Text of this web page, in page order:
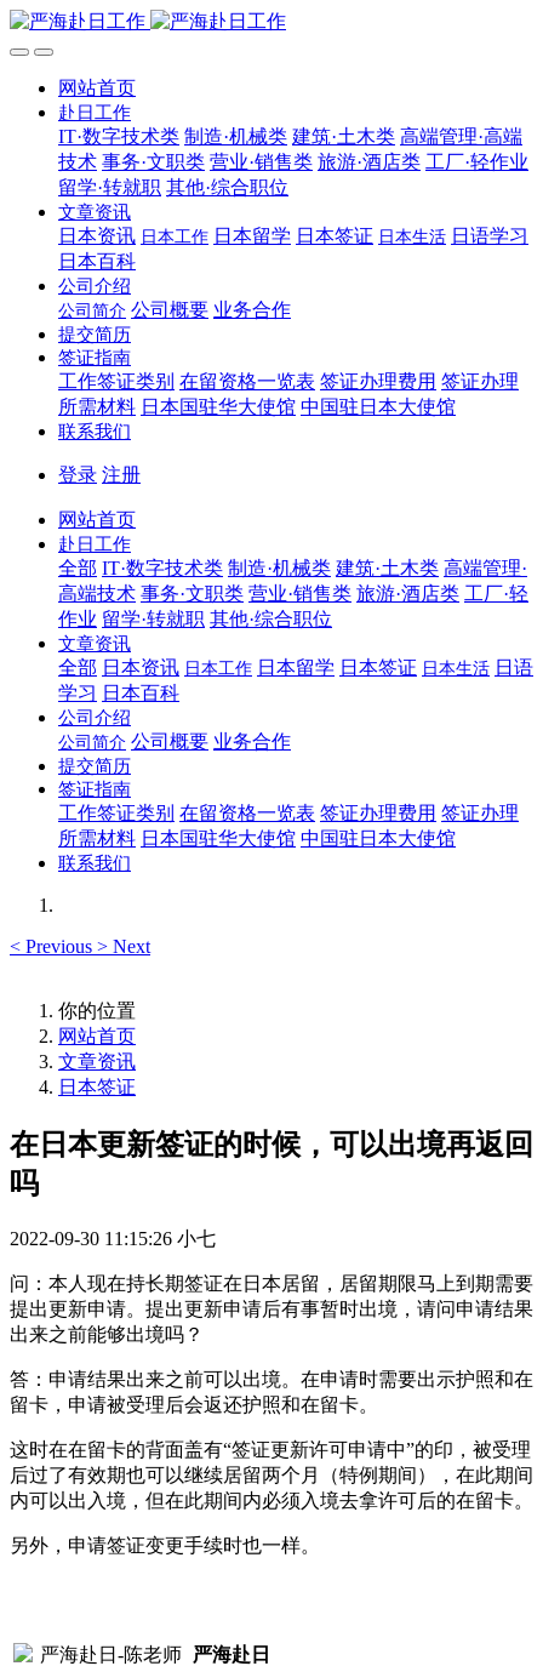
网站首页
赴日工作
IT·数字技术类 制造·机械类 建筑·土木类 高端管理·高端
技术 事务·文职类 营业·销售类 旅游·酒店类 工厂·轻作业
留学·转就职 其他·综合职位
文章资讯
日本资讯 日本工作 日本留学 日本签证 日本生活 日语学习
日本百科
公司介绍
公司简介 公司概要 业务合作
提交简历
签证指南
工作签证类别 在留资格一览表 签证办理费用 签证办理
所需材料 日本国驻华大使馆 中国驻日本大使馆
联系我们
登录 注册
网站首页
赴日工作
全部 IT·数字技术类 制造·机械类 建筑·土木类 高端管理·
高端技术 事务·文职类 营业·销售类 旅游·酒店类 工厂·轻
作业 留学·转就职 其他·综合职位
文章资讯
全部 日本资讯 日本工作 日本留学 日本签证 日本生活 日语
学习 日本百科
公司介绍
公司简介 公司概要 业务合作
提交简历
签证指南
工作签证类别 在留资格一览表 签证办理费用 签证办理
所需材料 日本国驻华大使馆 中国驻日本大使馆
联系我们
< Previous > Next
你的位置
网站首页
文章资讯
日本签证
在日本更新签证的时候，可以出境再返回
吗
2022-09-30 11:15:26 小七
问：本人现在持长期签证在日本居留，居留期限马上到期需要
提出更新申请。提出更新申请后有事暂时出境，请问申请结果
出来之前能够出境吗？
答：申请结果出来之前可以出境。在申请时需要出示护照和在
留卡，申请被受理后会返还护照和在留卡。
这时在在留卡的背面盖有“签证更新许可申请中”的印，被受理
后过了有效期也可以继续居留两个月（特例期间），在此期间
内可以出入境，但在此期间内必须入境去拿许可后的在留卡。
另外，申请签证变更手续时也一样。
严海赴日